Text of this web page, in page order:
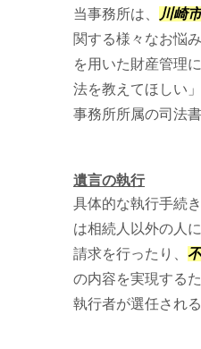
当事務所は、
川崎市
関する様々なお悩
を用いた財産管理
法を教えてほしい
事務所所属の司法
遺言の執行
具体的な執行手続
は相続人以外の人
請求を行ったり、
の内容を実現する
執行者が選任され